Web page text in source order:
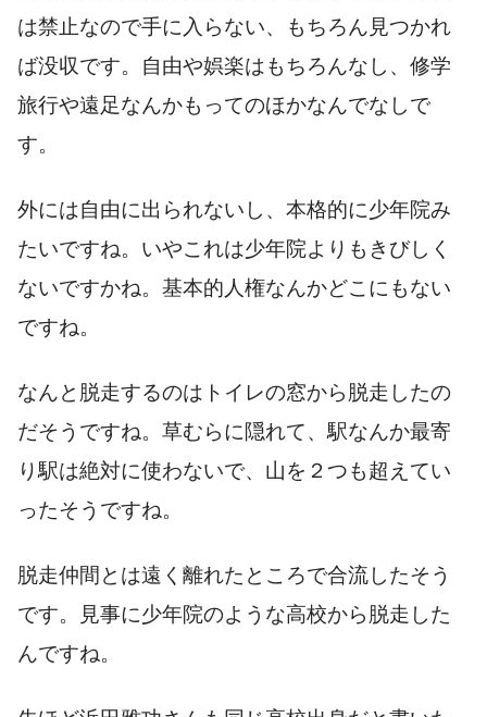
は禁止なので手に入らない、もちろん見つかれ
ば没収です。自由や娯楽はもちろんなし、修学
旅行や遠足なんかもってのほかなんでなしで
す。
外には自由に出られないし、本格的に少年院み
たいですね。いやこれは少年院よりもきびしく
ないですかね。基本的人権なんかどこにもない
ですね。
なんと脱走するのはトイレの窓から脱走したの
だそうですね。草むらに隠れて、駅なんか最寄
り駅は絶対に使わないで、山を２つも超えてい
ったそうですね。
脱走仲間とは遠く離れたところで合流したそう
です。見事に少年院のような高校から脱走した
んですね。